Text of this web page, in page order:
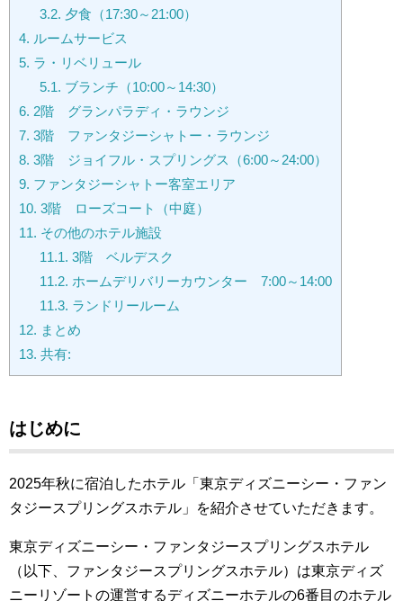
3.2. 夕食（17:30～21:00）
4. ルームサービス
5. ラ・リベリュール
5.1. ブランチ（10:00～14:30）
6. 2階 グランパラディ・ラウンジ
7. 3階 ファンタジーシャトー・ラウンジ
8. 3階 ジョイフル・スプリングス（6:00～24:00）
9. ファンタジーシャトー客室エリア
10. 3階 ローズコート（中庭）
11. その他のホテル施設
11.1. 3階 ベルデスク
11.2. ホームデリバリーカウンター 7:00～14:00
11.3. ランドリールーム
12. まとめ
13. 共有:
はじめに
2025年秋に宿泊したホテル「東京ディズニーシー・ファン
タジースプリングスホテル」を紹介させていただきます。
東京ディズニーシー・ファンタジースプリングスホテル
（以下、ファンタジースプリングスホテル）は東京ディズ
ニーリゾートの運営するディズニーホテルの6番目のホテル